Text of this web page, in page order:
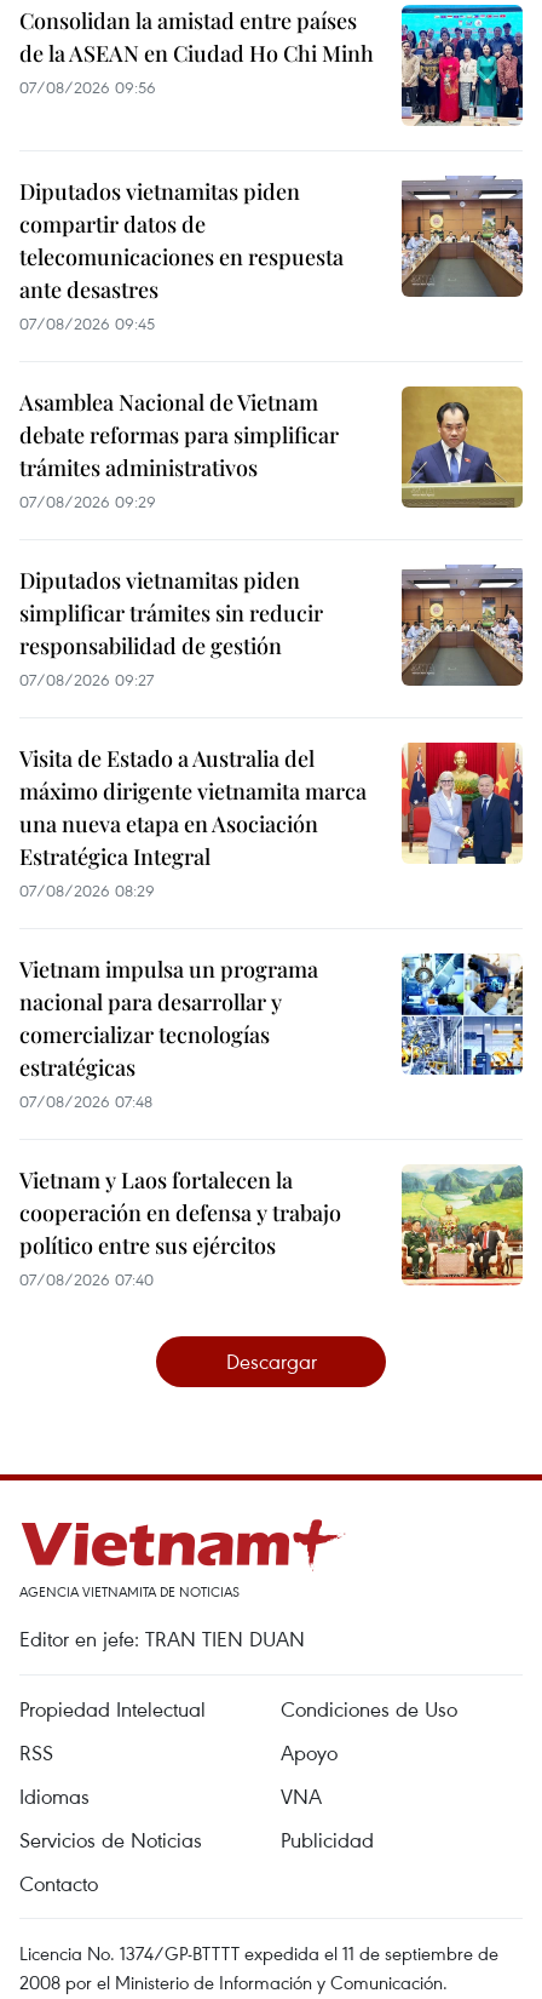
Consolidan la amistad entre países
de la ASEAN en Ciudad Ho Chi Minh
07/08/2026 09:56
Diputados vietnamitas piden
compartir datos de
telecomunicaciones en respuesta
ante desastres
07/08/2026 09:45
Asamblea Nacional de Vietnam
debate reformas para simplificar
trámites administrativos
07/08/2026 09:29
Diputados vietnamitas piden
simplificar trámites sin reducir
responsabilidad de gestión
07/08/2026 09:27
Visita de Estado a Australia del
máximo dirigente vietnamita marca
una nueva etapa en Asociación
Estratégica Integral
07/08/2026 08:29
Vietnam impulsa un programa
nacional para desarrollar y
comercializar tecnologías
estratégicas
07/08/2026 07:48
Vietnam y Laos fortalecen la
cooperación en defensa y trabajo
político entre sus ejércitos
07/08/2026 07:40
Descargar
AGENCIA VIETNAMITA DE NOTICIAS
Editor en jefe: TRAN TIEN DUAN
Propiedad Intelectual
Condiciones de Uso
RSS
Apoyo
Idiomas
VNA
Servicios de Noticias
Publicidad
Contacto
Licencia No. 1374/GP-BTTTT expedida el 11 de septiembre de
2008 por el Ministerio de Información y Comunicación.